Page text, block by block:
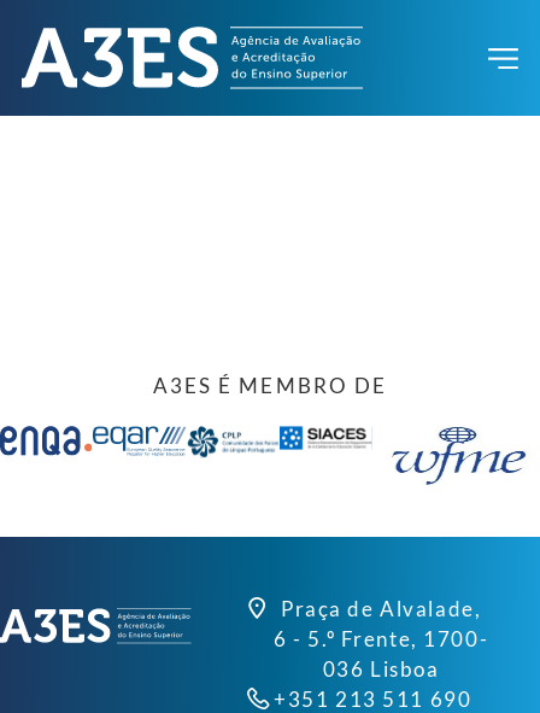
A3ES É MEMBRO DE
Praça de Alvalade,
6 - 5.º Frente, 1700-
036 Lisboa
+351 213 511 690